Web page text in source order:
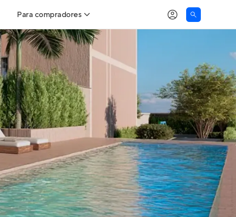
Para compradores
Buscar um imóvel novo
Calcule seu Poder de Compra
Comprar x Alugar
Correção do INCC
Simulador de Financiamento
Encontre um corretor